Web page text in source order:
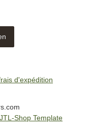
d'expédition
Shop Template